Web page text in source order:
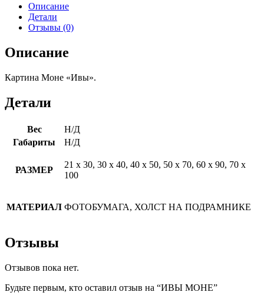
Описание
Детали
Отзывы (0)
Описание
Картина Моне «Ивы».
Детали
Вес
Н/Д
Габариты
Н/Д
РАЗМЕР
21 х 30, 30 х 40, 40 х 50, 50 х 70, 60 х 90, 70 х
100
МАТЕРИАЛ ФОТОБУМАГА, ХОЛСТ НА ПОДРАМНИКЕ
Отзывы
Отзывов пока нет.
Будьте первым, кто оставил отзыв на “ИВЫ МОНЕ”